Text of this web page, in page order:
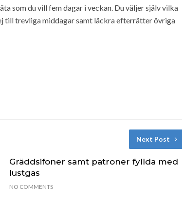
som du vill fem dagar i veckan. Du väljer själv vilka
till trevliga middagar samt läckra efterrätter övriga
Next Post
Gräddsifoner samt patroner fyllda med
lustgas
NO COMMENTS